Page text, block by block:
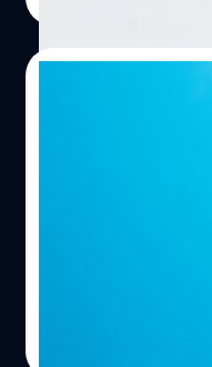
USB-IF ประกา
แสดงความเร็ว/
USB-IF ได้ประกาศก
เข้าด้วยกัน สำหรับกา
Type-C และ USB